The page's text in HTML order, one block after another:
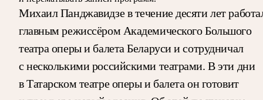
Михаил Панджавидзе в течение десяти лет
главным режиссёром Академического Большого
театра оперы и балета Беларуси и сотрудничал
с несколькими российскими театрами. В эти дни
в Татарском театре оперы и балета он готовит